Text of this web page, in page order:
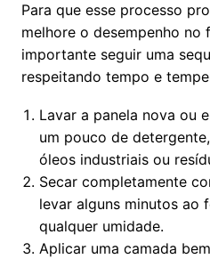
Para que esse processo
melhore o desempenho
importante seguir uma
respeitando tempo e
Lavar a panela nova ou
um pouco de
óleos industriais ou
Secar completamente
levar alguns minutos ao
qualquer umidade.
Aplicar uma camada